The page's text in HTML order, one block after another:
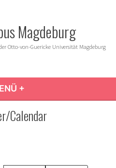
Magdeburg
Otto-von-Guericke Universität Magdeburg
+
Calendar